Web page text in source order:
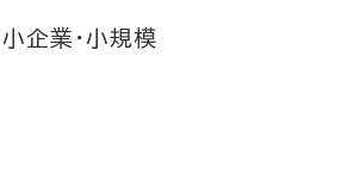
企業・小規模